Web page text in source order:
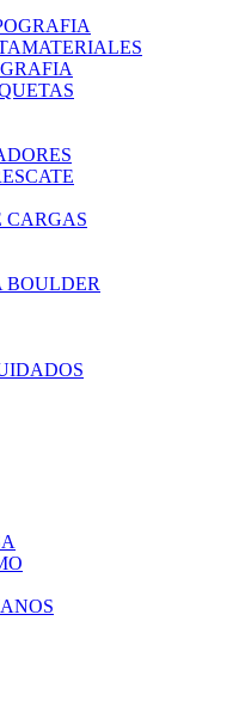
CARGAS
BOULDER